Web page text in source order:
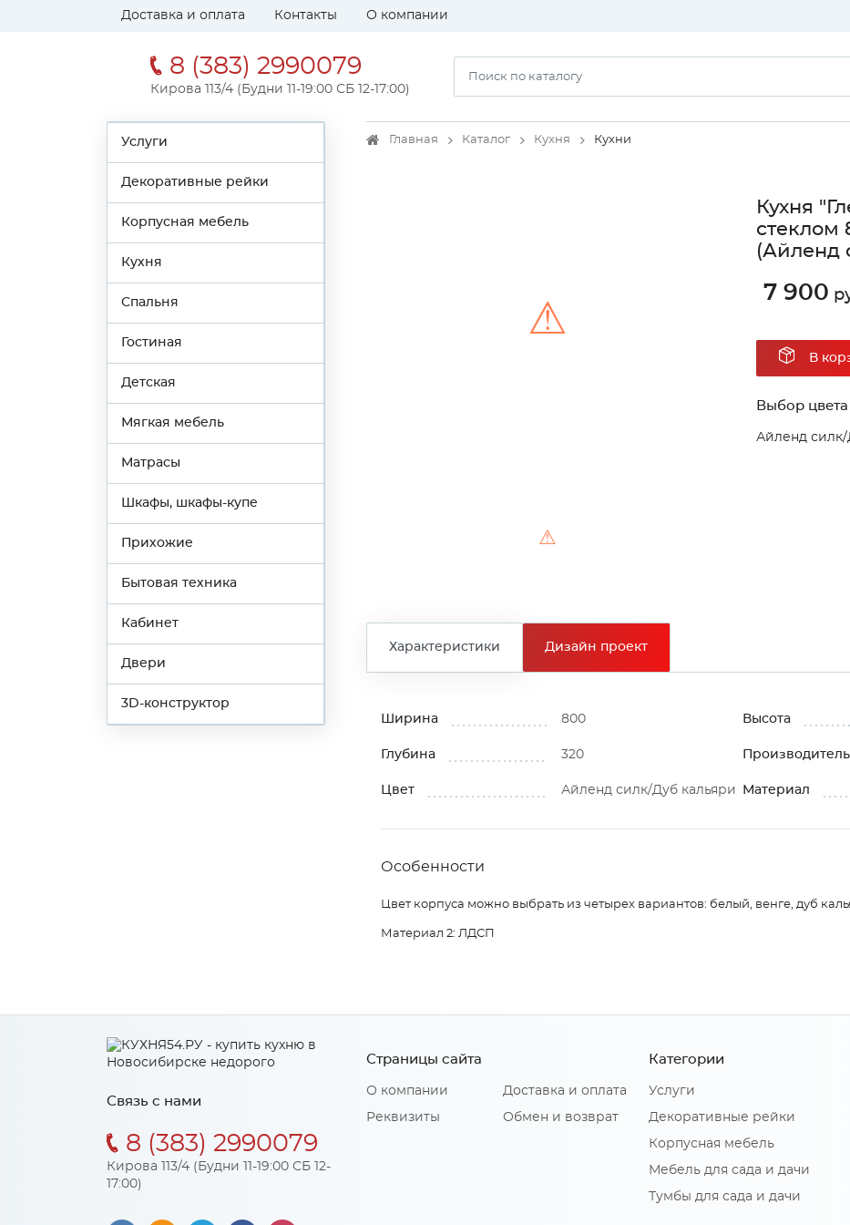
Доставка и оплата Контакты О компании
8 (383) 2990079
Кирова 113/4 (Будни 11-19:00 СБ 12-17:00)
Услуги
Декоративные рейки
Корпусная мебель
Кухня
Спальня
Гостиная
Детская
Мягкая мебель
Матрасы
Шкафы, шкафы-купе
Прихожие
Бытовая техника
Кабинет
Двери
3D-конструктор
Главная Каталог Кухня Кухни
⚠
⚠
Кухня
(Айленд
7 900
В
Выбор цвета
Айленд силк/
Характеристики Дизайн проект
Ширина 800 Высота
Глубина 320 Производитель
Цвет Айленд силк/Дуб кальяри Материал
Особенности
Цвет корпуса можно выбрать из четырех вариантов: белый, венге, дуб
Материал 2: ЛДСП
Связь с нами
8 (383) 2990079
Кирова 113/4 (Будни 11-19:00 СБ 12-
17:00)
Страницы сайта
О компании
Реквизиты
Доставка и оплата
Обмен и возврат
Категории
Услуги
Декоративные рейки
Корпусная мебель
Мебель для сада и дачи
Тумбы для сада и дачи